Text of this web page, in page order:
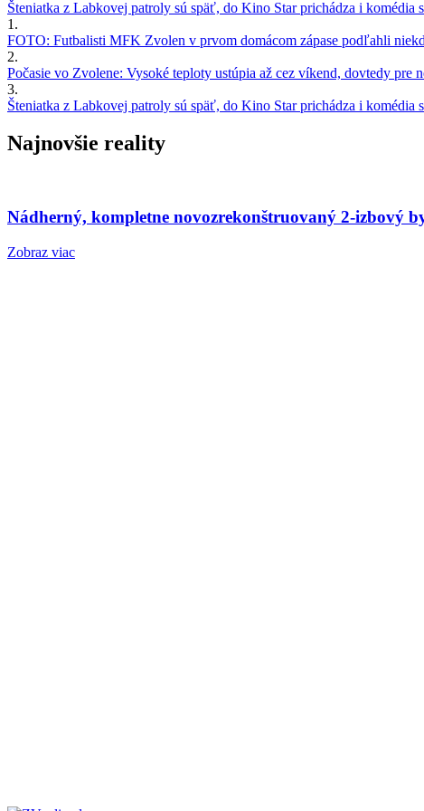
Šteniatka z Labkovej patroly sú späť, do Kino Star prichádza i
1.
FOTO: Futbalisti MFK Zvolen v prvom domácom zápase podľahli
2.
Počasie vo Zvolene: Vysoké teploty ustúpia až cez víkend, dovtedy pre
3.
Šteniatka z Labkovej patroly sú späť, do Kino Star prichádza i
Najnovšie reality
Nádherný, kompletne novozrekonštruovaný 2-izbový
Zobraz viac